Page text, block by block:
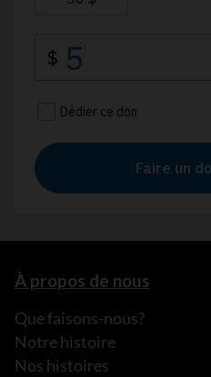
À propos de nous
Que faisons-nous?
Notre histoire
Nos histoires